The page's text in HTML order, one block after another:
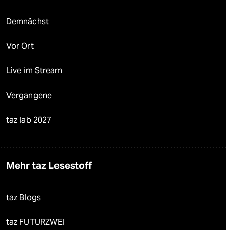
Demnächst
Vor Ort
Live im Stream
Vergangene
taz lab 2027
Mehr taz Lesestoff
taz Blogs
taz FUTURZWEI